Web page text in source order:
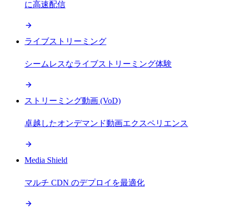
に高速配信
ライブストリーミング
シームレスなライブストリーミング体験
ストリーミング動画 (VoD)
卓越したオンデマンド動画エクスペリエンス
Media Shield
マルチ CDN のデプロイを最適化